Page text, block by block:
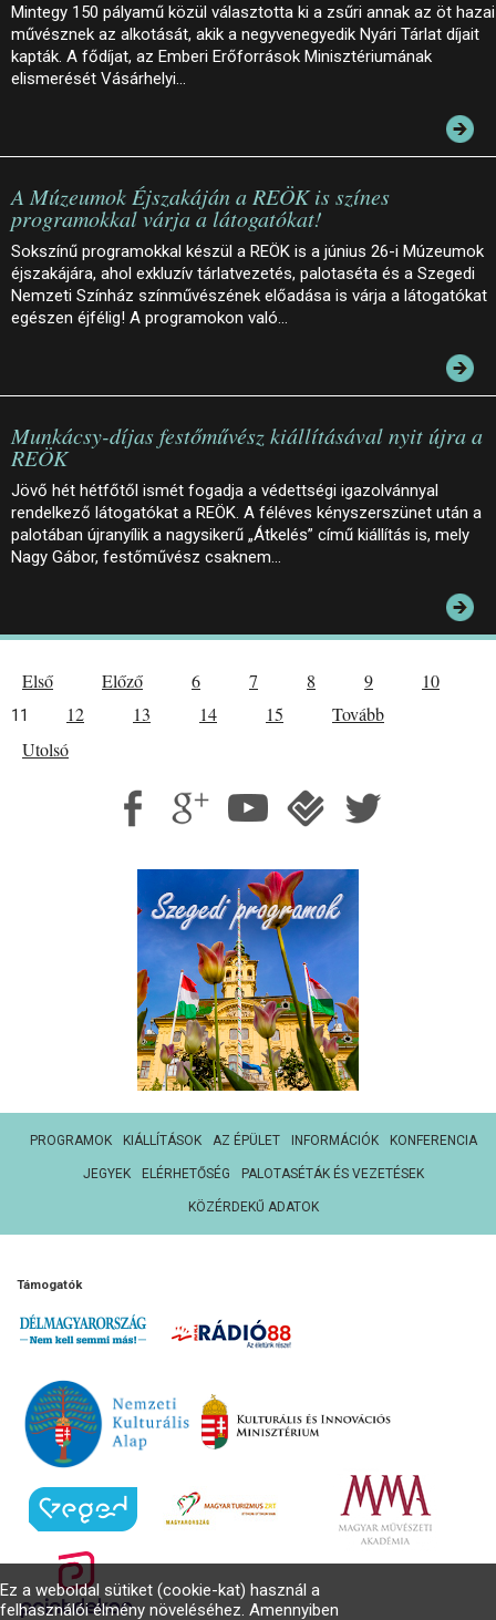
Mintegy 150 pályamű közül választotta ki a zsűri annak az öt hazai
művésznek az alkotását, akik a negyvenegyedik Nyári Tárlat díjait
kapták. A fődíjat, az Emberi Erőforrások Minisztériumának
elismerését Vásárhelyi…
A Múzeumok Éjszakáján a REÖK is színes
programokkal várja a látogatókat!
Sokszínű programokkal készül a REÖK is a június 26-i Múzeumok
éjszakájára, ahol exkluzív tárlatvezetés, palotaséta és a Szegedi
Nemzeti Színház színművészének előadása is várja a látogatókat
egészen éjfélig! A programokon való…
Munkácsy-díjas festőművész kiállításával nyit újra a
REÖK
Jövő hét hétfőtől ismét fogadja a védettségi igazolvánnyal
rendelkező látogatókat a REÖK. A féléves kényszerszünet után a
palotában újranyílik a nagysikerű „Átkelés” című kiállítás is, mely
Nagy Gábor, festőművész csaknem…
Első Előző 6 7 8 9 10
11 12 13 14 15
Tovább
Utolsó
PROGRAMOK KIÁLLÍTÁSOK AZ ÉPÜLET INFORMÁCIÓK KONFERENCIA
JEGYEK ELÉRHETŐSÉG PALOTASÉTÁK ÉS VEZETÉSEK
KÖZÉRDEKŰ ADATOK
Támogatók
Ez a weboldal sütiket (cookie-kat) használ a
felhasználói élmény növeléséhez. Amennyiben